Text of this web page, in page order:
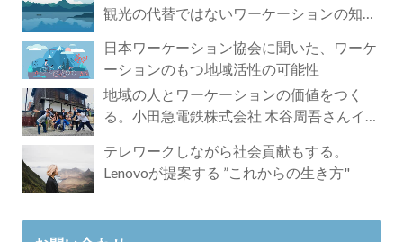
観光の代替ではないワーケーションの知ら
日本ワーケーション協会に聞いた、ワーケ
ーションのもつ地域活性の可能性
地域の人とワーケーションの価値をつく
る。小田急電鉄株式会社 木谷周吾さんイン
テレワークしながら社会貢献もする。
Lenovoが提案する ”これからの生き方"